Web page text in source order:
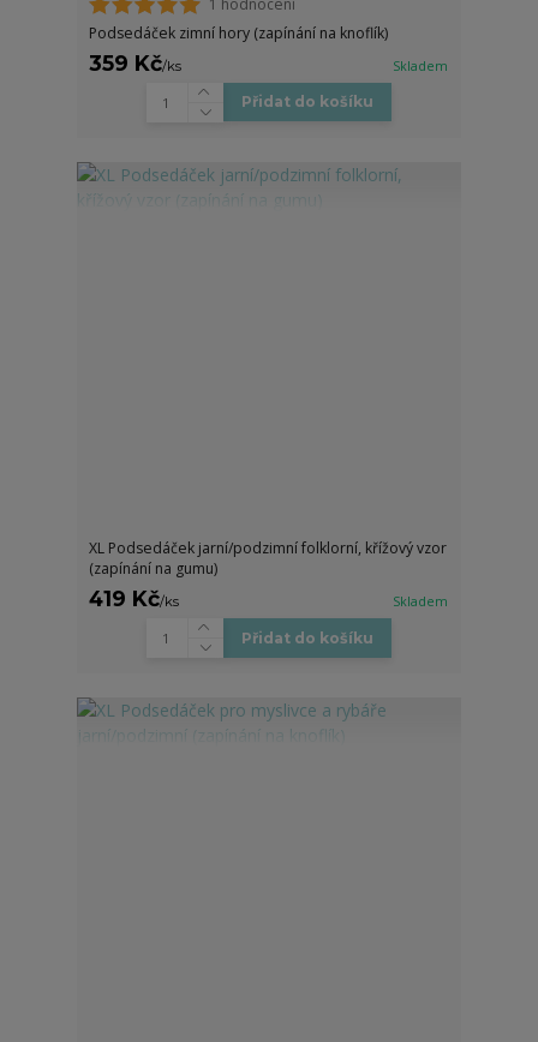
Podsedáček zimní hory (zapínání na knoflík)
359 Kč/ks Skladem
Přidat do košíku
XL Podsedáček jarní/podzimní folklorní, křížový vzor
(zapínání na gumu)
419 Kč/ks Skladem
Přidat do košíku